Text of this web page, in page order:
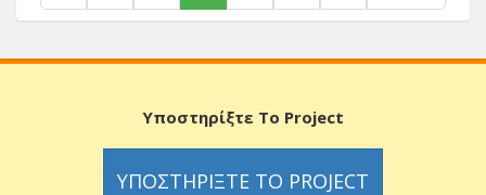
Υποστηρίξτε Το Project
ΥΠΟΣΤΗΡΊΞΤΕ ΤΟ PROJECT